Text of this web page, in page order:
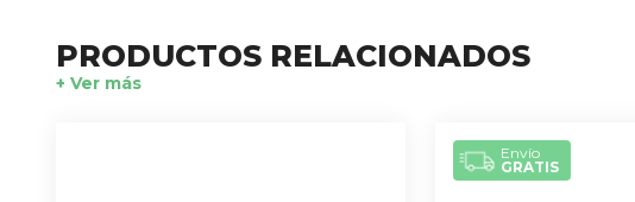
PRODUCTOS RELACIONADOS
+ Ver más
Envío
GRATIS